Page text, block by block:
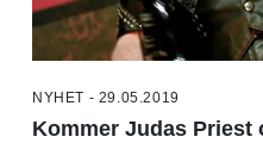
NYHET - 29.05.2019
Kommer Judas Priest